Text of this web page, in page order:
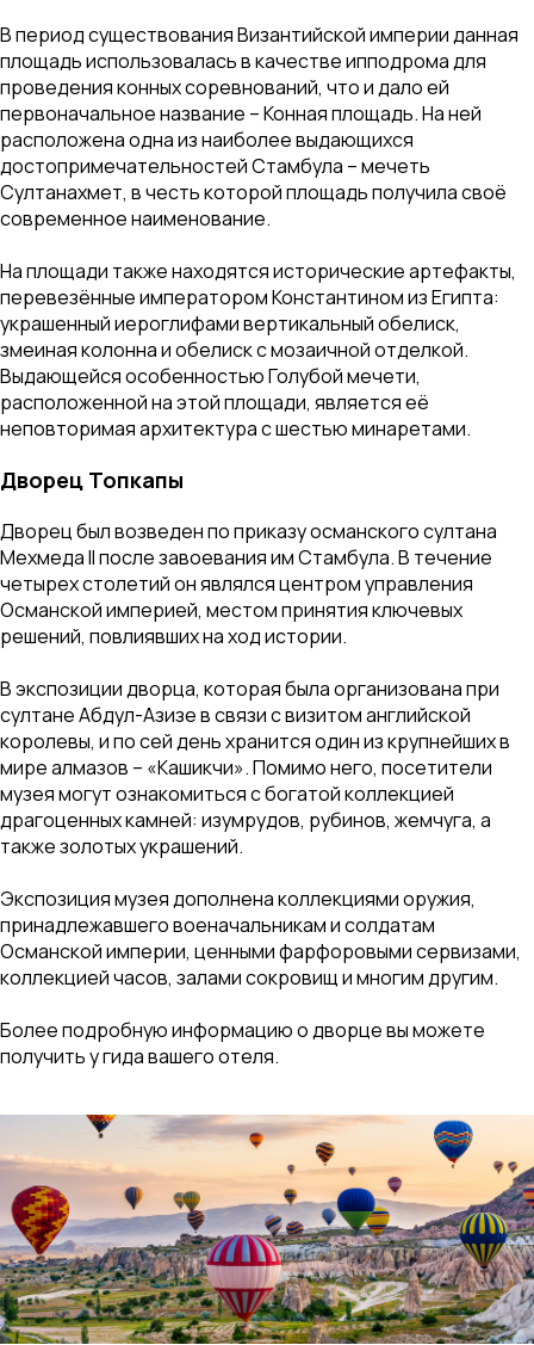
В период существования Византийской империи данная
площадь использовалась в качестве ипподрома для
проведения конных соревнований, что и дало ей
первоначальное название – Конная площадь. На ней
расположена одна из наиболее выдающихся
достопримечательностей Стамбула – мечеть
Султанахмет, в честь которой площадь получила своё
современное наименование.
На площади также находятся исторические артефакты,
перевезённые императором Константином из Египта:
украшенный иероглифами вертикальный обелиск,
змеиная колонна и обелиск с мозаичной отделкой.
Выдающейся особенностью Голубой мечети,
расположенной на этой площади, является её
неповторимая архитектура с шестью минаретами.
Дворец Топкапы
Дворец был возведен по приказу османского султана
Мехмеда II после завоевания им Стамбула. В течение
четырех столетий он являлся центром управления
Османской империей, местом принятия ключевых
решений, повлиявших на ход истории.
В экспозиции дворца, которая была организована при
султане Абдул-Азизе в связи с визитом английской
королевы, и по сей день хранится один из крупнейших в
мире алмазов – «Кашикчи». Помимо него, посетители
музея могут ознакомиться с богатой коллекцией
драгоценных камней: изумрудов, рубинов, жемчуга, а
также золотых украшений.
Экспозиция музея дополнена коллекциями оружия,
принадлежавшего военачальникам и солдатам
Османской империи, ценными фарфоровыми сервизами,
коллекцией часов, залами сокровищ и многим другим.
Более подробную информацию о дворце вы можете
получить у гида вашего отеля.